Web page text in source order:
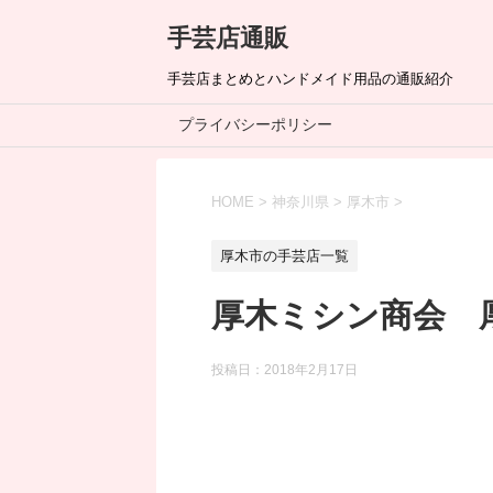
手芸店通販
手芸店まとめとハンドメイド用品の通販紹介
プライバシーポリシー
HOME > 神奈川県 > 厚木市 >
厚木市の手芸店一覧
厚木ミシン商会
投稿日： 2018年2月17日